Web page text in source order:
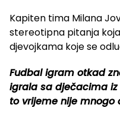
Kapiten tima Milana
stereotipna pitanja
djevojkama koje se
Fudbal igram otkad
igrala sa dječacima
to vrijeme nije mnogo